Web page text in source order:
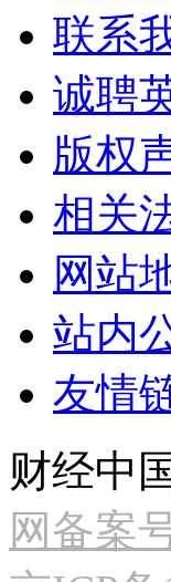
联系
诚聘
版权
相关
网站
站内
友情
财经中
网备案